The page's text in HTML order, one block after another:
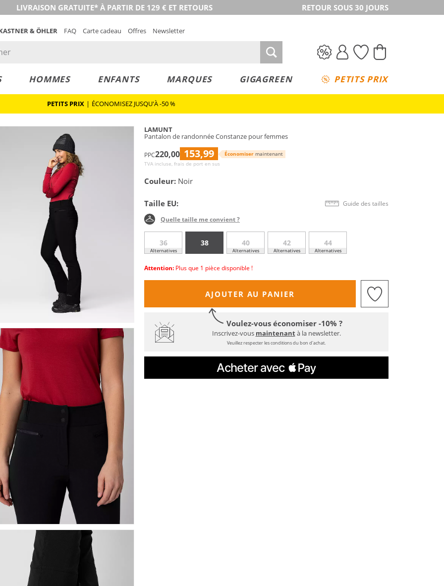
LIVRAISON GRATUITE* À PARTIR DE 129 € ET RETOURS RETOUR SOUS 30 JOURS
& ÖHLER FAQ Carte cadeau Offres Newsletter
HOMMES ENFANTS MARQUES GIGAGREEN PETITS PRIX
PETITS PRIX | ÉCONOMISEZ JUSQU'À -50 %
LAMUNT
Pantalon de randonnée Constanze pour femmes
PPC220,00 153,99 Économiser maintenant
TVA incluse, frais de port en sus
Couleur: Noir
Taille EU: Guide des tailles
Quelle taille me convient ?
36
Alternatives
38 40
Alternatives
42
Alternatives
44
Alternatives
Attention: Plus que 1 pièce disponible !
AJOUTER AU PANIER
Voulez-vous économiser -10% ?
Inscrivez-vous maintenantà la newsletter.
Veuillez respecter les conditions du bon d'achat.